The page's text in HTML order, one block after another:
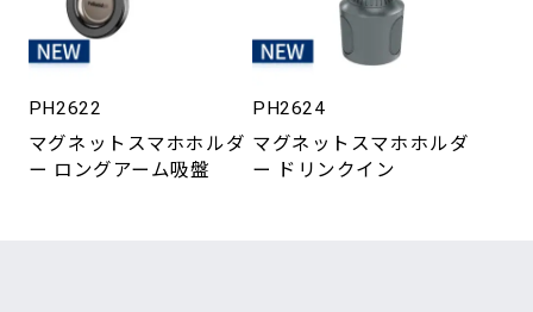
PH2622
マグネットスマホホルダ
ー ロングアーム吸盤
PH2624
マグネットスマホホルダ
ー ドリンクイン